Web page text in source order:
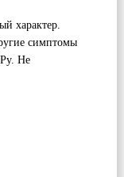
характер.
симптомы
Не